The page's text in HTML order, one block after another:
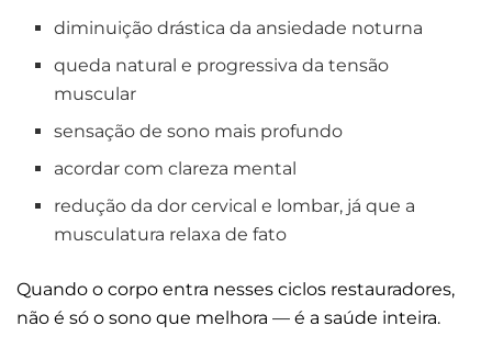
diminuição drástica da ansiedade noturna
queda natural e progressiva da tensão
muscular
sensação de sono mais profundo
acordar com clareza mental
redução da dor cervical e lombar, já que a
musculatura relaxa de fato
Quando o corpo entra nesses ciclos restauradores,
não é só o sono que melhora — é a saúde inteira.